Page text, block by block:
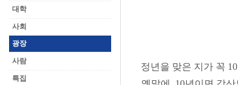
대학
사회
광장
사람
특집
정년을 맞은 지가 꼭